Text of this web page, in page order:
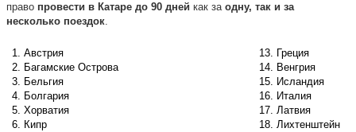
право провести в Катаре до 90 дней как за одну, так и за
несколько поездок.
1. Австрия
2. Багамские Острова
3. Бельгия
4. Болгария
5. Хорватия
6. Кипр
13. Греция
14. Венгрия
15. Исландия
16. Италия
17. Латвия
18. Лихтенштейн